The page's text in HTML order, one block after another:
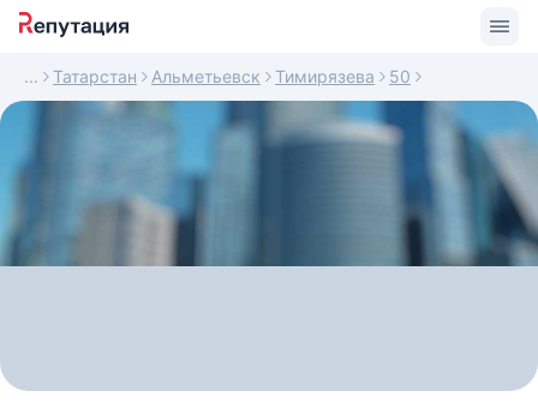
Татарстан Альметьевск Тимирязева 50